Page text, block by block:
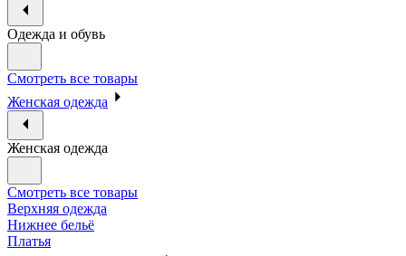
Одежда и обувь
Смотреть все товары
Женская одежда
Женская одежда
Смотреть все товары
Верхняя одежда
Нижнее бельё
Платья